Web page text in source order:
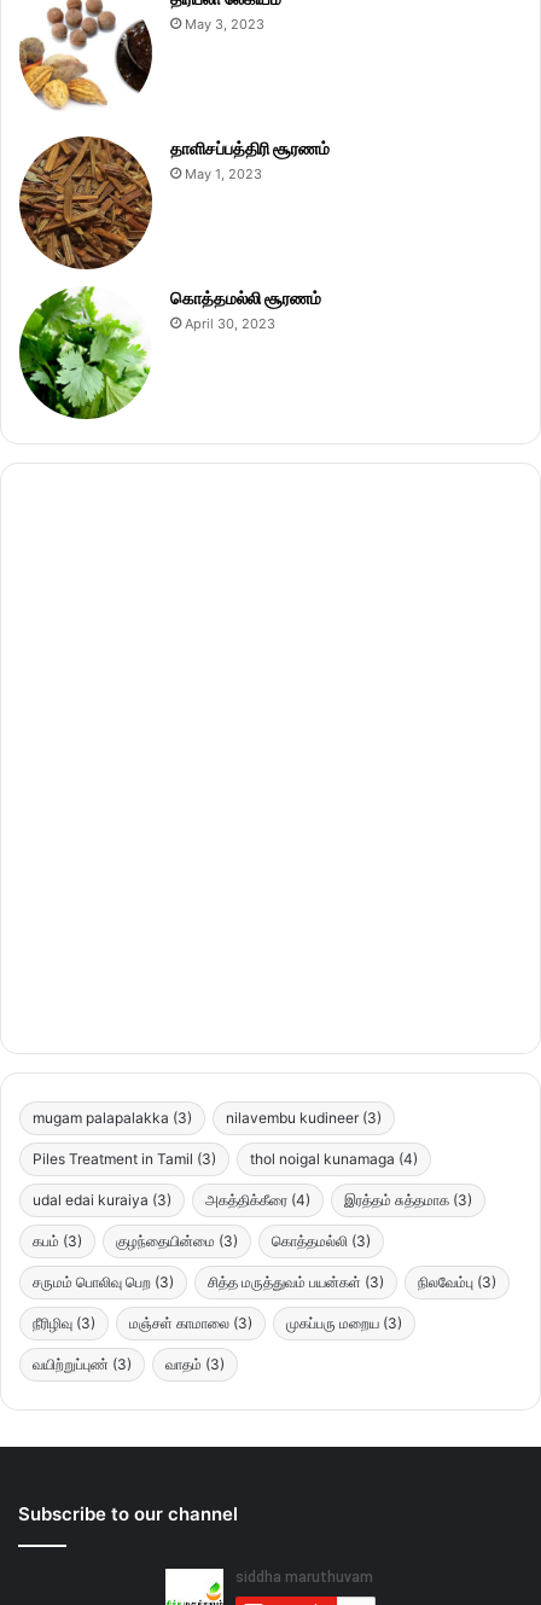
May 3, 2023
தாளிசப்பத்திரி சூரணம்
May 1, 2023
கொத்தமல்லி சூரணம்
April 30, 2023
mugam palapalakka (3) nilavembu kudineer (3)
Piles Treatment in Tamil (3) thol noigal kunamaga (4)
udal edai kuraiya (3) அகத்திக்கீரை (4) இரத்தம் சுத்தமாக (3)
கபம் (3) குழந்தையின்மை (3) கொத்தமல்லி (3)
சருமம் பொலிவு பெற (3) சித்த மருத்துவம் பயன்கள் (3) நிலவேம்பு (3)
நீரிழிவு (3) மஞ்சள் காமாலை (3) முகப்பரு மறைய (3)
வயிற்றுப்புண் (3) வாதம் (3)
Subscribe to our channel